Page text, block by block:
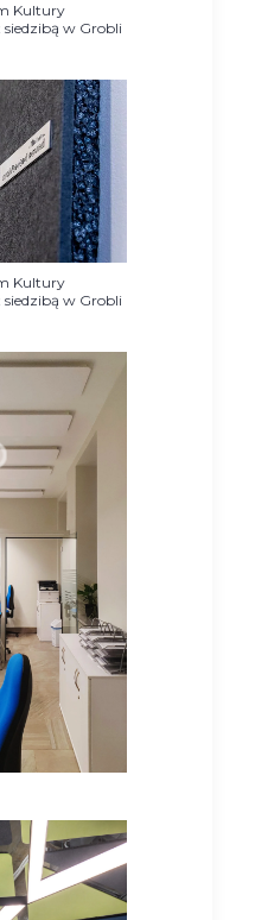
Kultury
w Grobli
Kultury
w Grobli